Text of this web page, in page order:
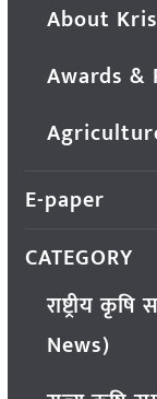
About
Awards &
E-paper
CATEGORY
राष्ट्रीय
News)